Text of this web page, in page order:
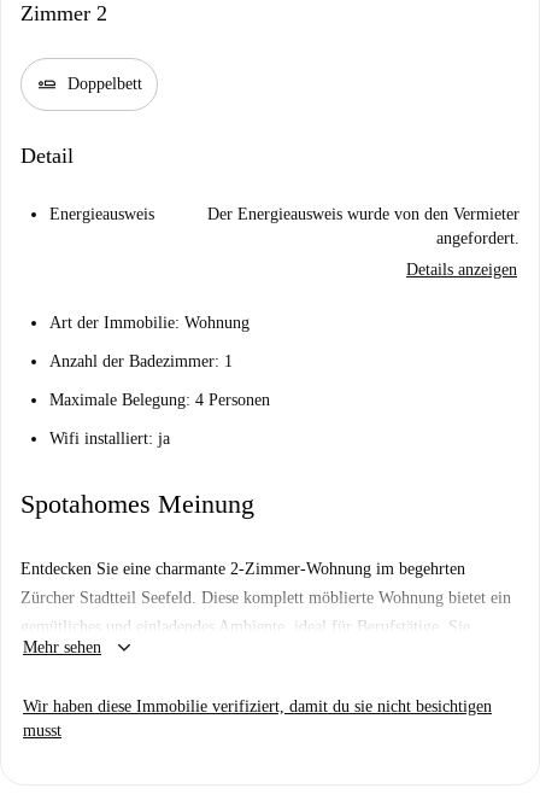
Zimmer 2
airline_seat_flat Doppelbett
Detail
Energieausweis
Der Energieausweis wurde von den Vermieter
angefordert.
Details anzeigen
Art der Immobilie: Wohnung
Anzahl der Badezimmer: 1
Maximale Belegung: 4 Personen
Wifi installiert: ja
Spotahomes Meinung
Entdecken Sie eine charmante 2-Zimmer-Wohnung im begehrten
Zürcher Stadtteil Seefeld. Diese komplett möblierte Wohnung bietet ein
gemütliches und einladendes Ambiente, ideal für Berufstätige. Sie
verfügt über einen Balkon, eine moderne Einbauküche und einen
professionellen Überprüfung durch Spotahome können Sie sich auf
Qualität und Attraktivität verlassen.
Mehr sehen keyboard_arrow_down
Wir haben diese Immobilie verifiziert, damit du sie nicht besichtigen
musst